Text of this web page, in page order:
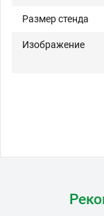
Размер стенда
Изображение